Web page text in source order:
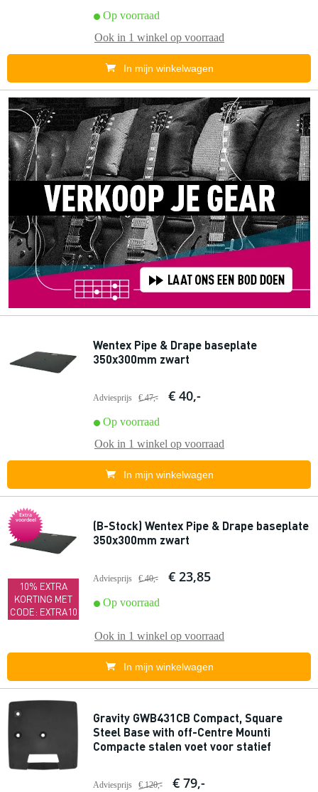
Op voorraad
Ook in 1 winkel op voorraad
In mijn winkelwagen
Wentex Pipe & Drape baseplate
350x300mm zwart
Adviesprijs € 47,- € 40,-
Op voorraad
Ook in 1 winkel op voorraad
In mijn winkelwagen
Extra
voordeel
10% EXTRA
KORTING MET
CODE: EXTRA10
(B-Stock) Wentex Pipe & Drape baseplate
350x300mm zwart
Adviesprijs € 40,- € 23,85
Op voorraad
Ook in 1 winkel op voorraad
In mijn winkelwagen
Gravity GWB431CB Compact, Square
Steel Base with off-Centre Mounti
Compacte stalen voet voor statief
Adviesprijs € 120,- € 79,-